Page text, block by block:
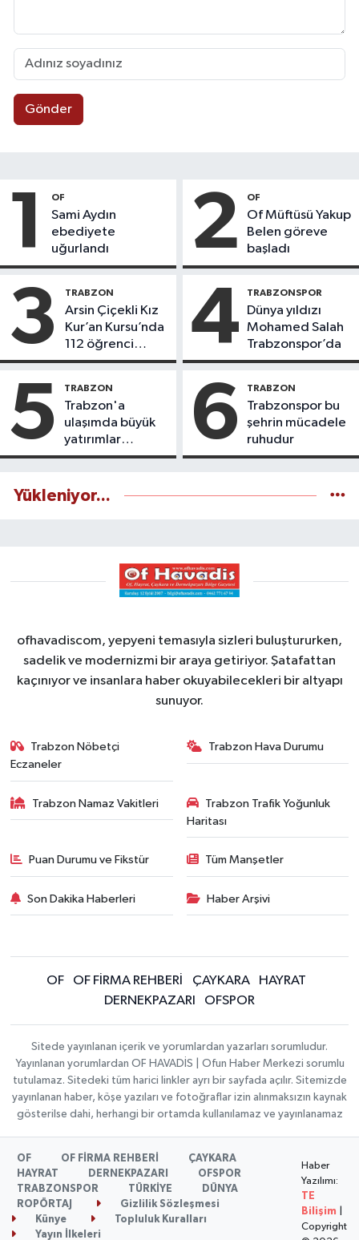
Gönder
1 OF
Sami Aydın
ebediyete
uğurlandı
2 OF
Of Müftüsü Yakup
Belen göreve
başladı
3 TRABZON
Arsin Çiçekli Kız
Kur’an Kursu’nda
112 öğrenci
icazet aldı
4 TRABZONSPOR
Dünya yıldızı
Mohamed Salah
Trabzonspor’da
5 TRABZON
Trabzon'a
ulaşımda büyük
yatırımlar
yapılıyor
6 TRABZON
Trabzonspor bu
şehrin mücadele
ruhudur
Yükleniyor...
ofhavadiscom, yepyeni temasıyla sizleri buluştururken,
sadelik ve modernizmi bir araya getiriyor. Şatafattan
kaçınıyor ve insanlara haber okuyabilecekleri bir altyapı
sunuyor.
Trabzon Nöbetçi
Eczaneler
Trabzon Hava Durumu
Trabzon Namaz Vakitleri
Trabzon Trafik Yoğunluk
Haritası
Puan Durumu ve Fikstür Tüm Manşetler
Son Dakika Haberleri Haber Arşivi
OF OF FİRMA REHBERİ ÇAYKARA
HAYRAT
DERNEKPAZARI
OFSPOR
Sitede yayınlanan içerik ve yorumlardan yazarları sorumludur.
Yayınlanan yorumlardan OF HAVADİS | Ofun Haber Merkezi sorumlu
tutulamaz. Sitedeki tüm harici linkler ayrı bir sayfada açılır. Sitemizde
yayınlanan haber, köşe yazıları ve fotoğraflar izin alınmaksızın kaynak
gösterilse dahi, herhangi bir ortamda kullanılamaz ve yayınlanamaz
OF OF FİRMA REHBERİ
ÇAYKARA
HAYRAT
DERNEKPAZARI
OFSPOR
TRABZONSPOR
TÜRKİYE
DÜNYA
ROPÖRTAJ
Gizlilik Sözleşmesi
Künye
Topluluk Kuralları
Yayın İlkeleri
Haber
Yazılımı:
TE
Bilişim
Copyright